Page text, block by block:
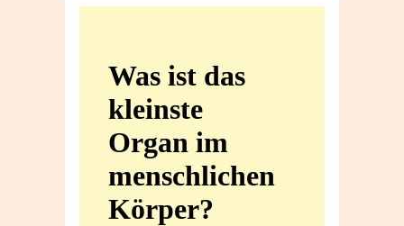
kleinste
Organ
Was ist das
kleinste
Organ im
menschlichen
Körper?